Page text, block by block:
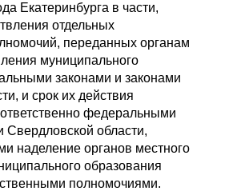
Екатеринбурга в части,
отдельных
переданных органам
муниципального
законами и законами
и срок их действия
федеральными
Свердловской области,
наделение органов местного
образования
полномочиями.